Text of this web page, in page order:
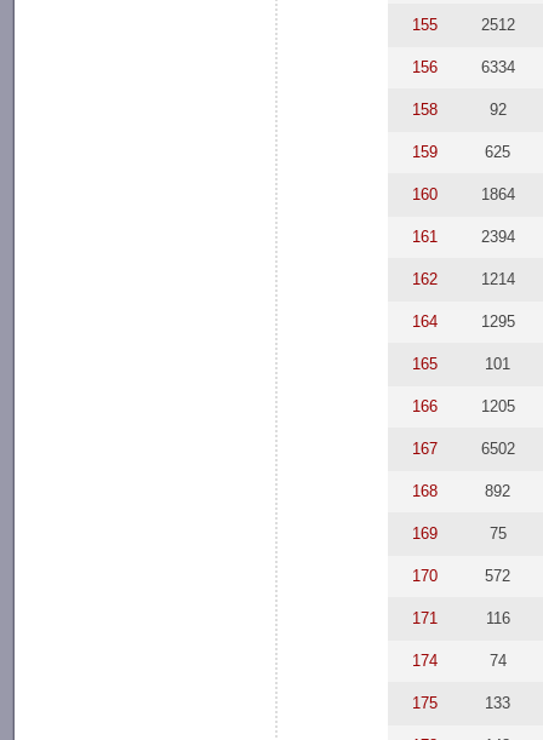
155 2512
156 6334
158 92
159 625
160 1864
161 2394
162 1214
164 1295
165 101
166 1205
167 6502
168 892
169 75
170 572
171 116
174 74
175 133